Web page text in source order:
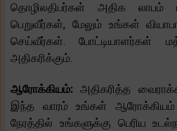
தொழிலதிபர்கள் அதிக லாபம்
பெறுவீர்கள், மேலும் உங்கள்
செய்வீர்கள். போட்டியாளர்கள்
அதிகரிக்கும்.
ஆரோக்கியம்: அதிகரித்த
இந்த வாரம் உங்கள் ஆரோக்கியம்
நேரத்தில் உங்களுக்கு பெரிய